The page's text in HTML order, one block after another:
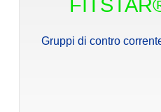
Gruppi di contro